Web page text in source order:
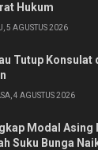
Hukum
5 AGUSTUS 2026
Tutup
4 AGUSTUS 2026
Modal Asing
Suku Bunga